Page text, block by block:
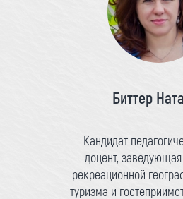
Биттер
Кандидат
доцент,
рекреационной
туризма и